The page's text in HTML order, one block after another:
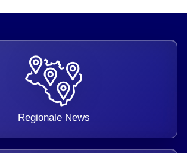
Regionale News